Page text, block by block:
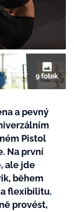
SVĚT ŽENY +
(10 ks)
9 fotek
a pevný
Pistol
Na první
ale jde
během
flexibilitu.
provést,